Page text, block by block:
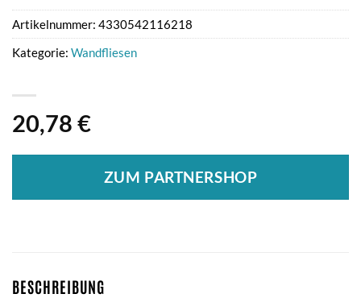
20,78 €
ZUM PARTNERSHOP
Artikelnummer: 4330542116218
Kategorie: Wandfliesen
BESCHREIBUNG